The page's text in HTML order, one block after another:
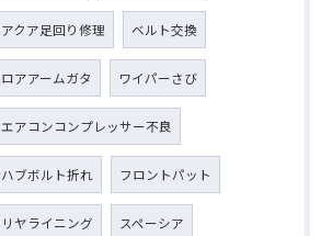
アクア足回り修理 ベルト交換
ロアアームガタ ワイパーさび
エアコンコンプレッサー不良
ハブボルト折れ フロントパット
リヤライニング スペーシア